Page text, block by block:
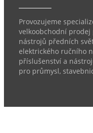
Provozujeme
velkoobchodní
nástrojů předních
elektrického ručního
příslušenství a
pro průmysl,